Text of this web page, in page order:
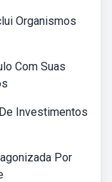
Organismos
Com Suas
Investimentos
Por